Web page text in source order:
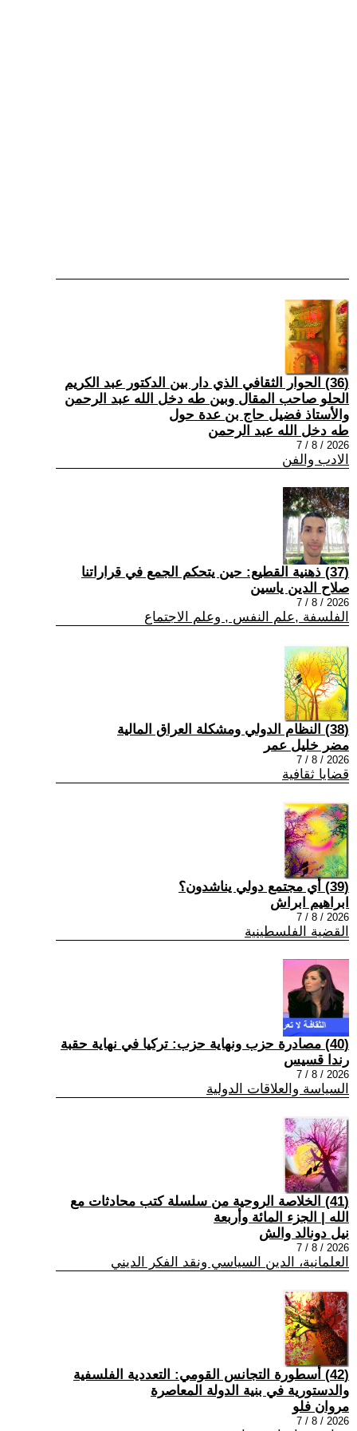
(36) الحوار الثقافي الذي دار بين الدكتور عبد الكريم
الحلو صاحب المقال وبين طه دخل الله عبد الرحمن
والأستاذ فضيل حاج بن عدة حول
طه دخل الله عبد الرحمن
2026 / 8 / 7
الادب والفن
(37) ذهنية القطيع: حين يتحكم الجمع في قراراتنا
صلاح الدين ياسين
2026 / 8 / 7
الفلسفة ,علم النفس , وعلم الاجتماع
(38) النظام الدولي ومشكلة العراق المالية
مضر خليل عمر
2026 / 8 / 7
قضايا ثقافية
(39) أي مجتمع دولي يناشدون؟
ابراهيم ابراش
2026 / 8 / 7
القضية الفلسطينية
(40) مصادرة حزب ونهاية حزب: تركيا في نهاية حقبة
رندا قسيس
2026 / 8 / 7
السياسة والعلاقات الدولية
(41) الخلاصة الروحية من سلسلة كتب محادثات مع
الله | الجزء المائة وأربعة
نيل دونالد والش
2026 / 8 / 7
العلمانية، الدين السياسي ونقد الفكر الديني
(42) أسطورة التجانس القومي: التعددية الفلسفية
والدستورية في بنية الدولة المعاصرة
مروان فلو
2026 / 8 / 7